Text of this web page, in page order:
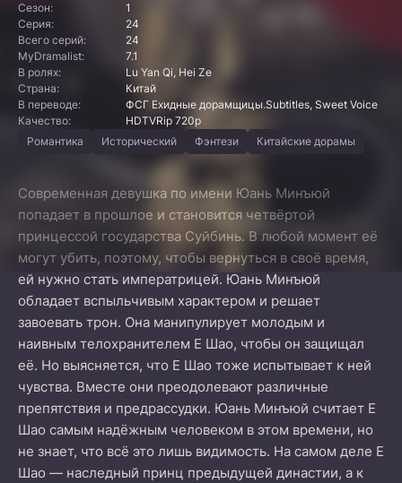
Сезон:
1
Серия:
24
Всего серий:
24
MyDramalist:
7.1
В ролях:
Lu Yan Qi, Hei Ze
Страна:
Китай
В переводе:
ФСГ Ехидные дорамщицы.Subtitles, Sweet Voice
Качество:
HDTVRip 720p
Романтика
Исторический Фэнтези Китайские дорамы
Современная девушка по имени Юань Минъюй
попадает в прошлое и становится четвёртой
принцессой государства Суйбинь. В любой момент её
могут убить, поэтому, чтобы вернуться в своё время,
ей нужно стать императрицей. Юань Минъюй
обладает вспыльчивым характером и решает
завоевать трон. Она манипулирует молодым и
наивным телохранителем Е Шао, чтобы он защищал
её. Но выясняется, что Е Шао тоже испытывает к ней
чувства. Вместе они преодолевают различные
препятствия и предрассудки. Юань Минъюй считает Е
Шао самым надёжным человеком в этом времени, но
не знает, что всё это лишь видимость. На самом деле Е
Шао — наследный принц предыдущей династии, а к